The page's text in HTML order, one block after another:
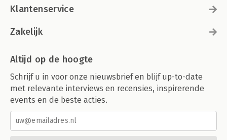
Klantenservice
Zakelijk
Altijd op de hoogte
Schrijf u in voor onze nieuwsbrief en blijf up-to-date
met relevante interviews en recensies, inspirerende
events en de beste acties.